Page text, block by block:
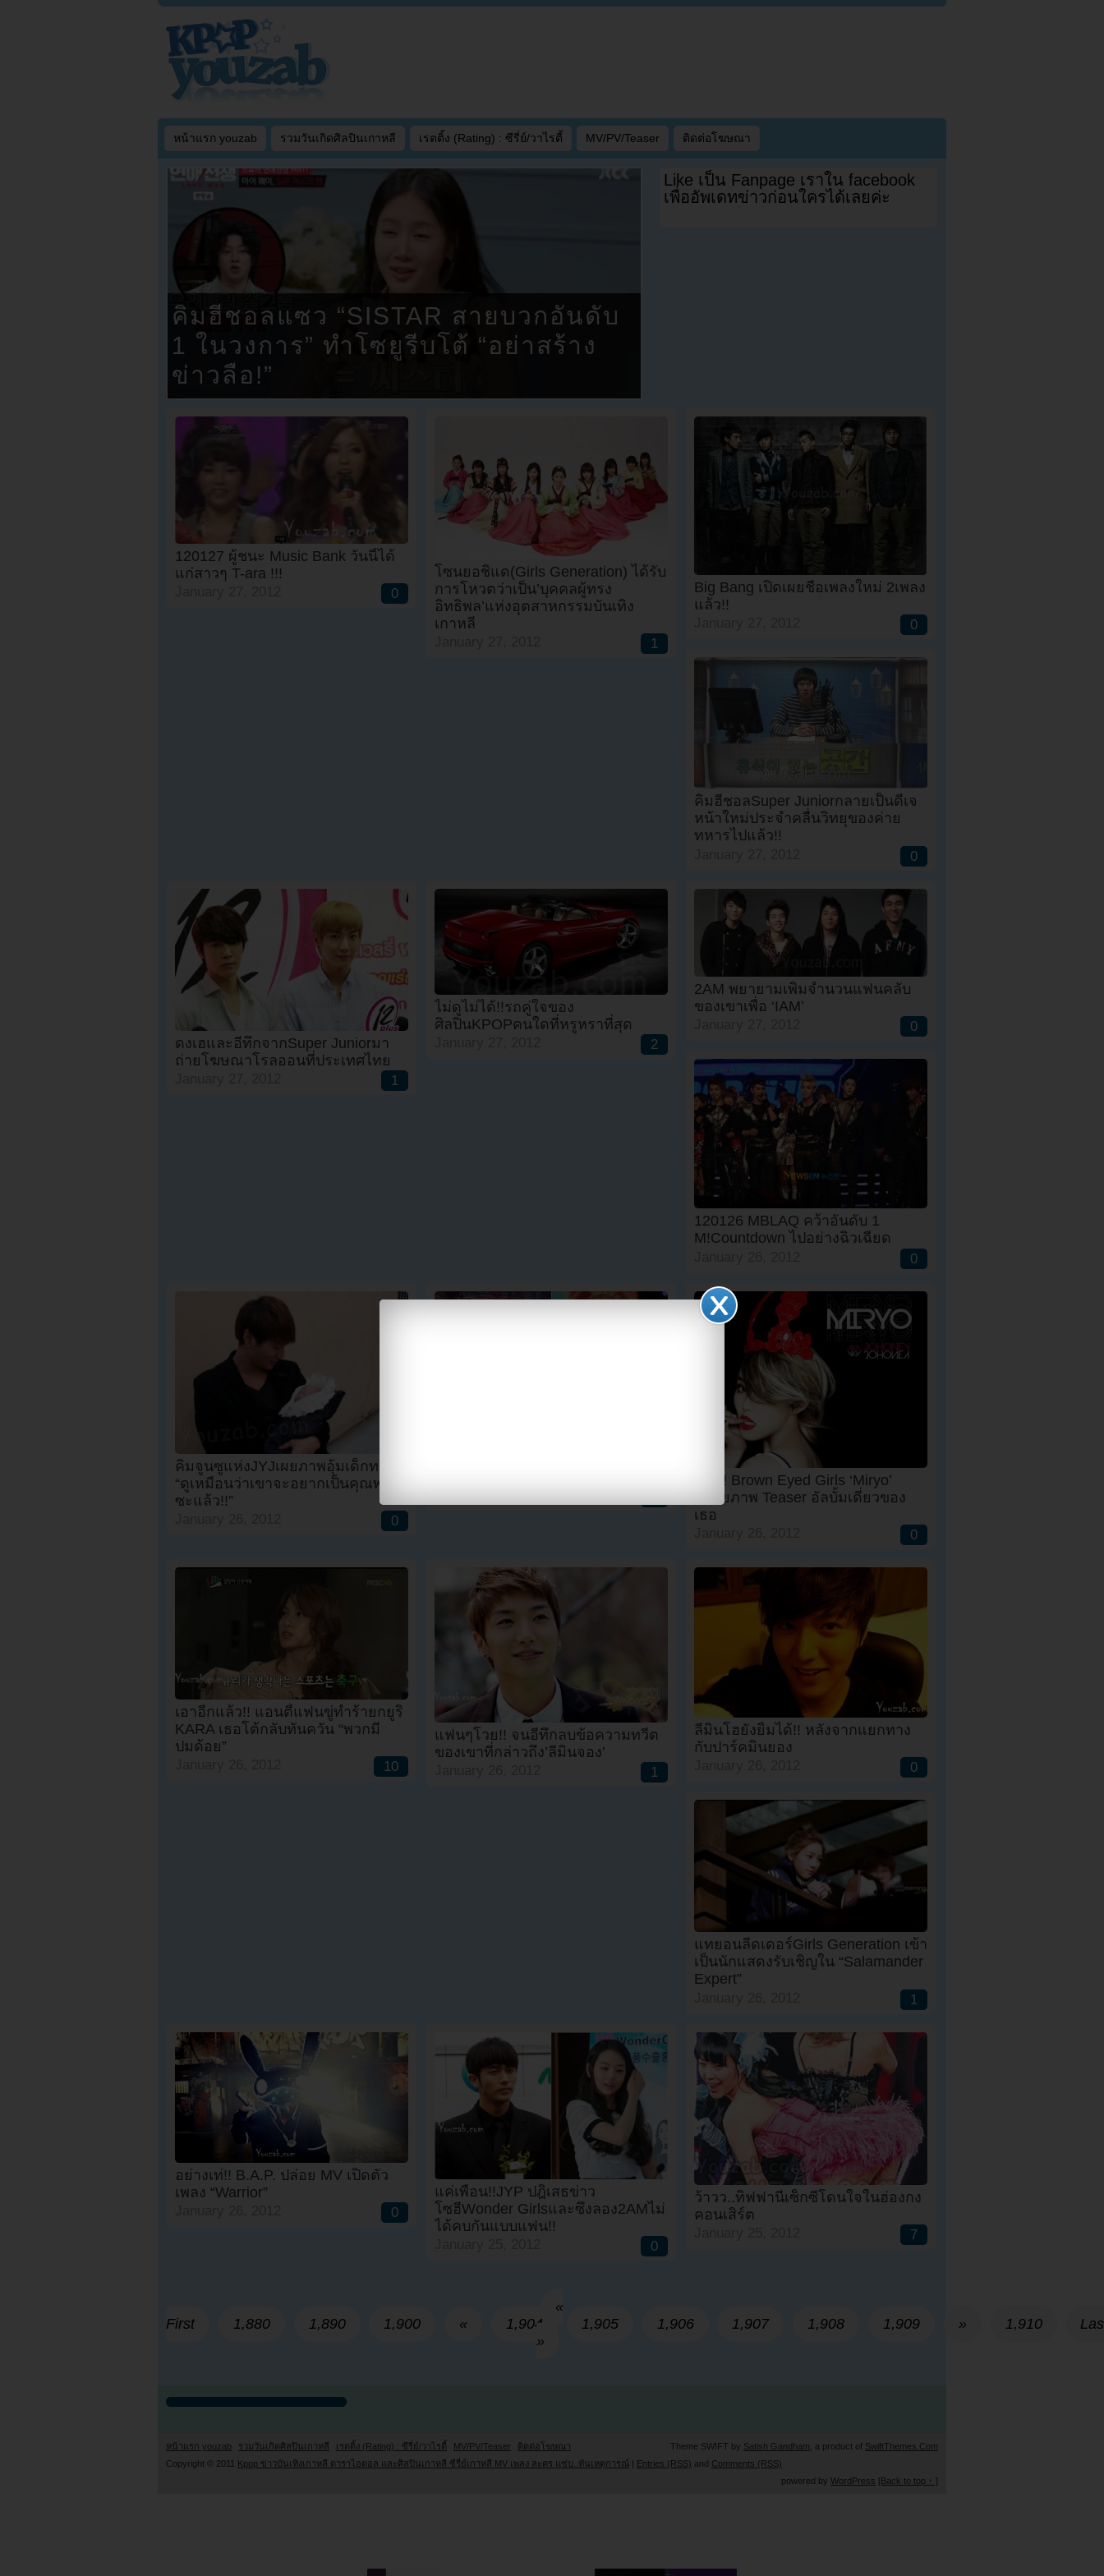
หน้าแรก youzab รวมวันเกิดศิลปินเกาหลี เรตติ้ง (Rating) : ซีรี่ย์/วาไรตี้ MV/PV/Teaser ติดต่อโฆษณา
คิมฮีชอลแซว “SISTAR สายบวกอันดับ
1 ในวงการ” ทำโซยูรีบโต้ “อย่าสร้าง
ข่าวลือ!”
Like เป็น Fanpage เราใน facebook
เพื่ออัพเดทข่าวก่อนใครได้เลยค่ะ
120127 ผู้ชนะ Music Bank วันนี้ได้
แก่สาวๆ T-ara !!!
0
โซนยอชิแด(Girls Generation) ได้รับ
การโหวตว่าเป็น’บุคคลผู้ทรง
อิทธิพล’แห่งอุตสาหกรรมบันเทิง
เกาหลี
1
Big Bang เปิดเผยชื่อเพลงใหม่ 2เพลง
แล้ว!!
0
คิมฮีชอลSuper Juniorกลายเป็นดีเจ
หน้าใหม่ประจำคลื่นวิทยุของค่าย
ทหารไปแล้ว!!
0
ดงเฮและอีทึกจากSuper Juniorมา
ถ่ายโฆษณาโรลออนที่ประเทศไทย
1
ไม่ดูไม่ได้!!รถคู่ใจของ
ศิลปินKPOPคนใดที่หรูหราที่สุด
2
2AM พยายามเพิ่มจำนวนแฟนคลับ
ของเขาเพื่อ ‘IAM’
0
120126 MBLAQ คว้าอันดับ 1
M!Countdown ไปอย่างฉิวเฉียด
0
คิมจูนซูแห่งJYJเผยภาพอุ้มเด็กทารก
“ดูเหมือนว่าเขาจะอยากเป็นคุณพ่อ
ซะแล้ว!!”
0
ว้าว!! Brown Eyed Girls ‘Miryo’
ปล่อยภาพ Teaser อัลบั้มเดี่ยวของ
เธอ
0
เอาอีกแล้ว!! แอนตี้แฟนขู่ทำร้ายกยูริ
KARA เธอโต้กลับทันควัน “พวกมี
ปมด้อย”
10
แฟนๆโวย!! จนอีทึกลบข้อความทวีต
ของเขาที่กล่าวถึง’ลีมินจอง’
1
ลีมินโฮยังยิ้มได้!! หลังจากแยกทาง
กับปาร์คมินยอง
0
แทยอนลีดเดอร์Girls Generation เข้า
เป็นนักแสดงรับเชิญใน “Salamander
Expert”
1
อย่างเท่!! B.A.P. ปล่อย MV เปิดตัว
เพลง “Warrior”
0
แค่เพื่อน!!JYP ปฎิเสธข่าว
โซฮีWonder Girlsและซึงลอง2AMไม่
ได้คบกันแบบแฟน!!
0
ว้าวว..ทิฟฟานี่เซ็กซี่โดนใจในฮ่องกง
คอนเสิร์ต
7
«
First
1,880 1,890 1,900 « 1,904 1,905 1,906 1,907 1,908 1,909 » 1,910
»
หน้าแรก youzab รวมวันเกิดศิลปินเกาหลี เรตติ้ง (Rating) : ซีรี่ย์/วาไรตี้ MV/PV/Teaser ติดต่อโฆษณา Theme SWIFT by Satish Gandham , a product of SwiftThemes.Com
Copyright © 2011 Kpop ข่าวบันเทิงเกาหลี ดาราไอดอล และศิลปินเกาหลี ซีรี่ย์เกาหลี MV เพลง ละคร แซ่บ..ทันเหตุการณ์ | Entries (RSS) and Comments (RSS)
powered by WordPress [Back to top ↑ ]